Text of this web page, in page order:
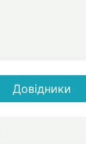
Довідники